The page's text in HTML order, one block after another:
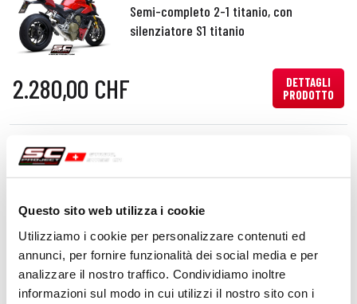
Questo sito web utilizza i cookie
Utilizziamo i cookie per personalizzare contenuti ed
annunci, per fornire funzionalità dei social media e per
analizzare il nostro traffico. Condividiamo inoltre
informazioni sul modo in cui utilizzi il nostro sito con i
Semi-completo 2-1 titanio, con
silenziatore S1 titanio
2.280,00 CHF
DETTAGLI
PRODOTTO
SOLO PER USO RACING
Codice:D33B-T69CR
silenziatore CR-T M2 carbonio
2.420,00 CHF
PRODOTTO